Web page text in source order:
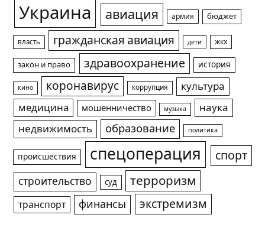
Украина авиация армия бюджет
власть гражданская авиация дети жкх
закон и право здравоохранение история
кино коронавирус коррупция
культура
медицина
мошенничество музыка
наука
недвижимость
образование политика
происшествия спецоперация спорт
строительство суд терроризм
транспорт финансы экстремизм